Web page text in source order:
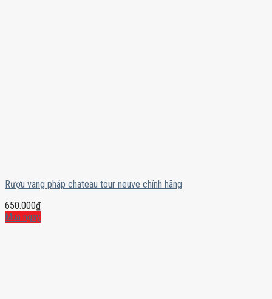
Rượu vang pháp chateau tour neuve chính hãng
650.000₫
Mua ngay